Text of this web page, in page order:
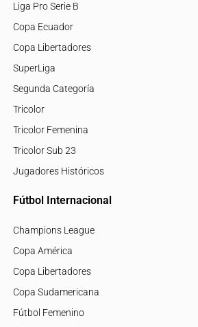
Liga Pro Serie B
Copa Ecuador
Copa Libertadores
SuperLiga
Segunda Categoría
Tricolor
Tricolor Femenina
Tricolor Sub 23
Jugadores Históricos
Fútbol Internacional
Champions League
Copa América
Copa Libertadores
Copa Sudamericana
Fútbol Femenino